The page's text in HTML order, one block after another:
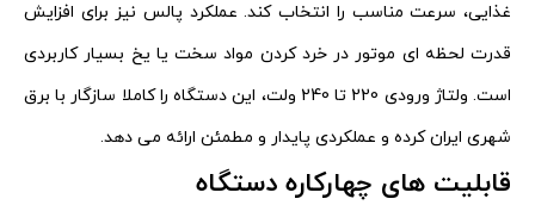
غذایی، سرعت مناسب را انتخاب کند. عملکرد پالس نیز برای افزایش
قدرت لحظه ای موتور در خرد کردن مواد سخت یا یخ بسیار کاربردی
است. ولتاژ ورودی 220 تا 240 ولت، این دستگاه را کاملا سازگار با برق
شهری ایران کرده و عملکردی پایدار و مطمئن ارائه می دهد.
قابلیت های چهارکاره دستگاه